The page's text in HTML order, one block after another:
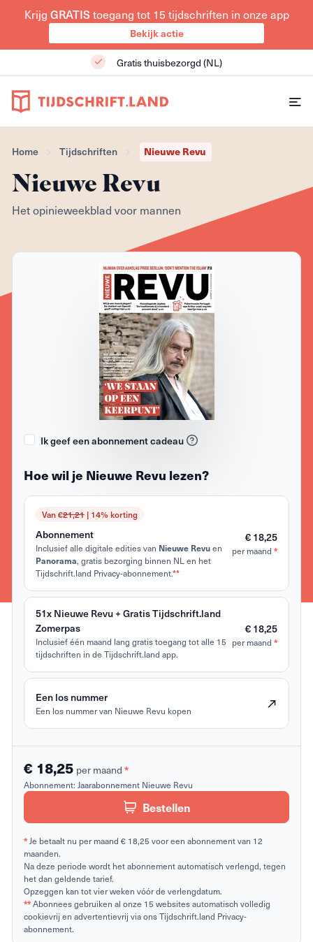
Krijg GRATIStoegang tot 15 tijdschriften in onze app
Bekijk actie
Gratis thuisbezorgd (NL)
Home Tijdschriften Nieuwe Revu
Nieuwe Revu
Het opinieweekblad voor mannen
Ik geef een abonnement cadeau
Hoe wil je Nieuwe Revu lezen?
Van €21,21| 14% korting
Abonnement
Inclusief alle digitale edities van Nieuwe Revuen
Panorama, gratis bezorging binnen NL en het
Tijdschrift.land Privacy-abonnement.**
€ 18,25
per maand *
51x Nieuwe Revu + Gratis Tijdschrift.land
Zomerpas
Inclusief één maand lang gratis toegang tot alle 15
tijdschriften in de Tijdschrift.land app.
€ 18,25
per maand *
Een los nummer
Een los nummer van Nieuwe Revu kopen
€ 18,25 per maand*
Abonnement: Jaarabonnement Nieuwe Revu
Bestellen
*Je betaalt nu per maand € 18,25 voor een abonnement van 12
maanden.
Na deze periode wordt het abonnement automatisch verlengd, tegen
het dan geldende tarief.
Opzeggen kan tot vier weken vóór de verlengdatum.
**Abonnees gebruiken al onze 15 websites automatisch volledig
cookievrij en advertentievrij via ons Tijdschrift.land Privacy-
abonnement.